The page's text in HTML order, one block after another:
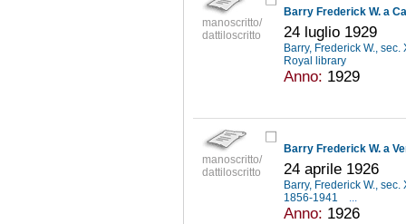
manoscritto/
dattiloscritto
Barry Frederick W. a
24 luglio 1929
Barry, Frederick W., sec.
Royal library
Anno: 1929
manoscritto/
dattiloscritto
Barry Frederick W. a
24 aprile 1926
Barry, Frederick W., sec.
1856-1941
...
Anno: 1926